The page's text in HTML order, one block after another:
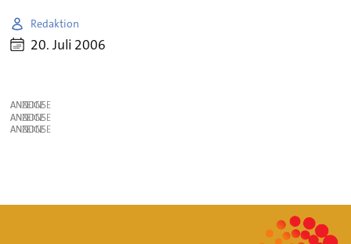
Redaktion
20. Juli 2006
ANZEIGE
ANZEIGE
ANZEIGE